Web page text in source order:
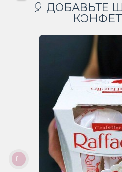
🎈 ДОБАВЬТЕ